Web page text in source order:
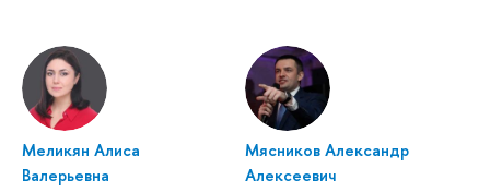
Меликян Алиса
Валерьевна
Мясников Александр
Алексеевич